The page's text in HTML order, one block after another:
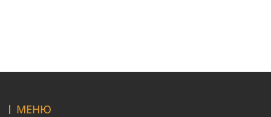
МЕНЮ